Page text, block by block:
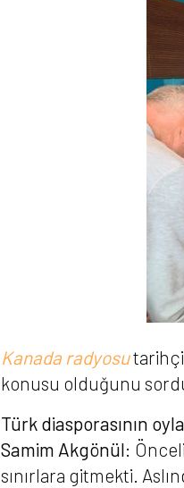
Kanada radyosutarihçi
konusu olduǧunu
Türk diasporasının
Samim Akgönül:
sınırlara gitmekti.